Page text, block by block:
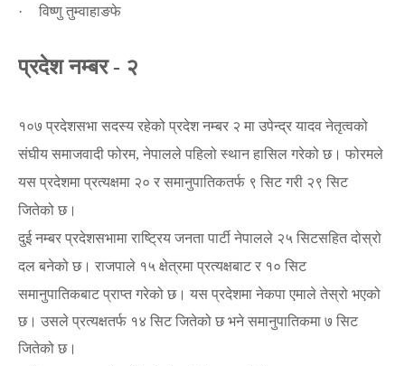
· विष्णु तुम्वाहाङफे
प्रदेश नम्बर- २
१०७ प्रदेशसभा सदस्य रहेकोप्रदेश नम्बर २ मा उपेन्द्र यादव नेतृत्वको
संघीय समाजवादी फोरम, नेपालले पहिलो स्थान हासिल गरेको छ। फोरमले
यस प्रदेशमाप्रत्यक्षमा २० र समानुपातिकतर्फ ९ सिट गरी २९ सिट
जितेको छ।
दुई नम्बर प्रदेशसभामाराष्ट्रिय जनता पार्टी नेपालले २५ सिटसहित दोस्रो
दल बनेको छ। राजपाले १५ क्षेत्रमा प्रत्यक्षबाट र १० सिट
समानुपातिकबाट प्राप्त गरेको छ। यस प्रदेशमा नेकपा एमाले तेस्रो भएको
छ। उसले प्रत्यक्षतर्फ १४ सिट जितेको छ भने समानुपातिकमा ७ सिट
जितेको छ।